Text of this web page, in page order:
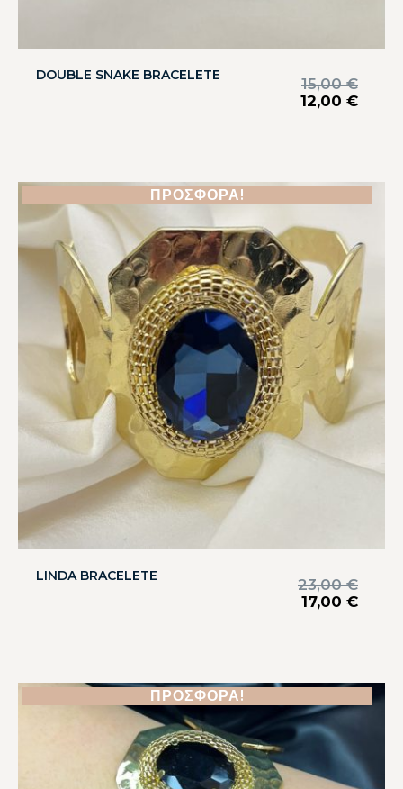
DOUBLE SNAKE BRACELETE 15,00€
12,00 €
ΠΡΟΣΦΟΡΆ!
LINDA BRACELETE 23,00€
17,00 €
ΠΡΟΣΦΟΡΆ!